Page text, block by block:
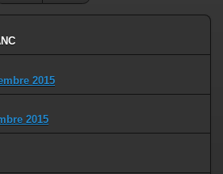
2015
2015